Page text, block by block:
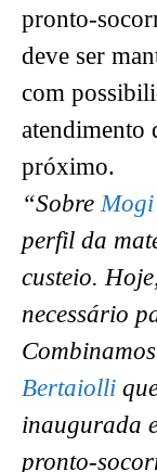
pronto-
deve ser
com
atendimento
próximo.
“SobreMogi
perfil da
custeio.
necessário
Bertaiolli
inaugurada
pronto-